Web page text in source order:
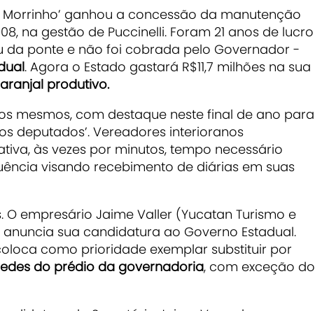
ganhou a concessão da manutenção
na gestão de Puccinelli. Foram 21 anos de lucro
da ponte e não foi cobrada pelo Governador -
. Agora o Estado gastará R$11,7 milhões na sua
produtivo.
mesmos, com destaque neste final de ano para
deputados’. Vereadores interioranos
às vezes por minutos, tempo necessário
visando recebimento de diárias em suas
empresário Jaime Valler (Yucatan Turismo e
sua candidatura ao Governo Estadual.
como prioridade exemplar substituir por
do prédio da governadoria, com exceção do